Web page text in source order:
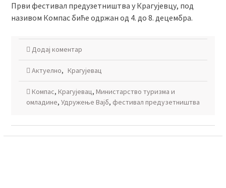
Први фестивал предузетништва у Крагујевцу, под
називом Компас биће одржан од 4. до 8. децембра.
Додај коментар
Актуелно, Крагујевац
Компас, Крагујевац, Министарство туризма и
омладине, Удружење Вајб, фестивал предузетништва